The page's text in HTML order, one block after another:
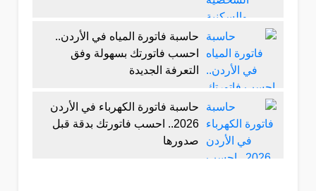
حاسبة فاتورة المياه في الأردن..
احسب فاتورتك بسهولة وفق
التعرفة الجديدة
حاسبة فاتورة الكهرباء في الأردن
2026.. احسب فاتورتك بدقة قبل
صدورها